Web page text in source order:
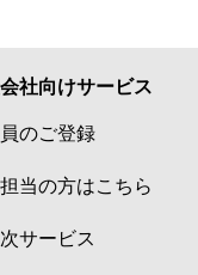
社向けサービス
のご登録
当の方はこちら
サービス